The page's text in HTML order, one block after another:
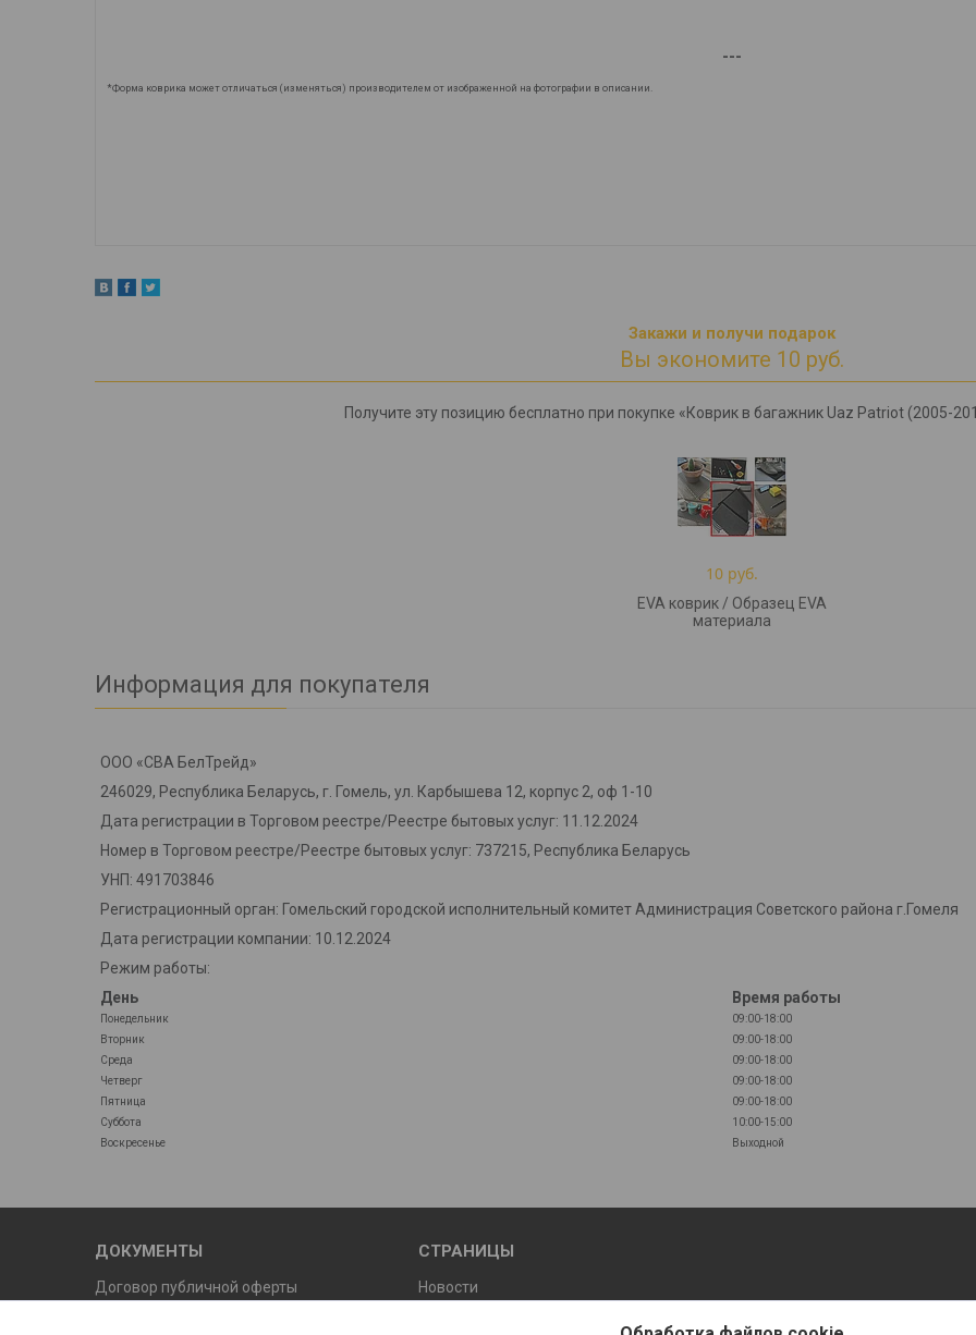
---
*Форма коврика может отличаться (изменяться) производителем от изображенной на фотографии в описании.
Закажи и получи подарок
Вы экономите 10 руб.
Получите эту позицию бесплатно при покупке «Коврик в багажник Uaz Patriot (2005-
10 руб.
EVA коврик / Образец EVA
материала
Информация для покупателя
ООО «СВА БелТрейд»
246029, Республика Беларусь, г. Гомель, ул. Карбышева 12, корпус 2, оф 1-10
Дата регистрации в Торговом реестре/Реестре бытовых услуг: 11.12.2024
Номер в Торговом реестре/Реестре бытовых услуг: 737215, Республика Беларусь
УНП: 491703846
Регистрационный орган: Гомельский городской исполнительный комитет Администрация Советского района г.Гомеля
Дата регистрации компании: 10.12.2024
Режим работы:
День
Время работы
Понедельник
09:00-18:00
Вторник
09:00-18:00
Среда
09:00-18:00
Четверг
09:00-18:00
Пятница
09:00-18:00
Суббота
10:00-15:00
Воскресенье
Выходной
ДОКУМЕНТЫ
Договор публичной оферты
СТРАНИЦЫ
Новости